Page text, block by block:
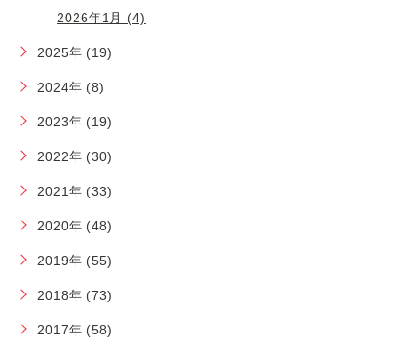
2026年1月 (4)
2025年 (19)
2024年 (8)
2023年 (19)
2022年 (30)
2021年 (33)
2020年 (48)
2019年 (55)
2018年 (73)
2017年 (58)